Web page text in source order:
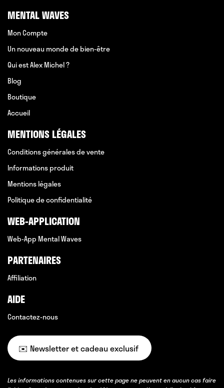
MENTAL WAVES
Mon Compte
Un nouveau monde de bien-être
Qui est Alex Michel ?
Blog
Boutique
Accueil
MENTIONS LÉGALES
Conditions générales de vente
Informations produit
Mentions légales
Politique de confidentialité
WEB-APPLICATION
Web-App Mental Waves
PARTENAIRES
Affiliation
AIDE
Contactez-nous
✉️ Newsletter et cadeau exclusif
Les informations contenues sur cette page ne peuvent en aucun cas faire